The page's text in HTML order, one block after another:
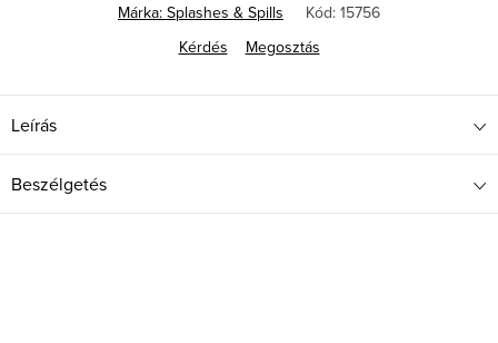
Márka: Splashes & Spills Kód: 15756
Kérdés
Megosztás
Leírás
Beszélgetés